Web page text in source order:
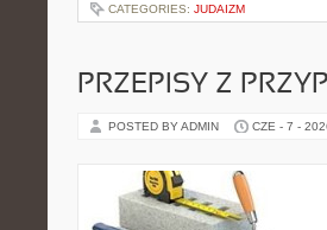
CATEGORIES: JUDAIZM
PRZEPISY Z
POSTED BY ADMIN CZE - 7 -